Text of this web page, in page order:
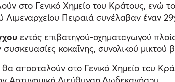
στο Γενικό Χημείο του Κράτους, ενώ
Λιμεναρχείου Πειραιά συνέλαβαν έναν
εντός επιβατηγού-οχηματαγωγού
συσκευασίες κοκαΐνης, συνολικού
θα αποσταλούν στο Γενικό Χημείο του
Αστυνομική Διεύθυνση Δωδεκανήσου.